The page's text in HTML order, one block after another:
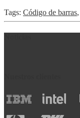
Tags: Código de barras,